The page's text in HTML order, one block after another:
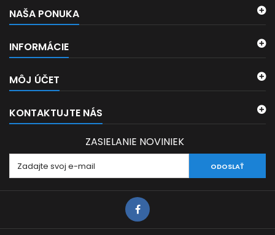
NAŠA PONUKA
INFORMÁCIE
MÔJ ÚČET
KONTAKTUJTE NÁS
ZASIELANIE NOVINIEK
ODOSLAŤ